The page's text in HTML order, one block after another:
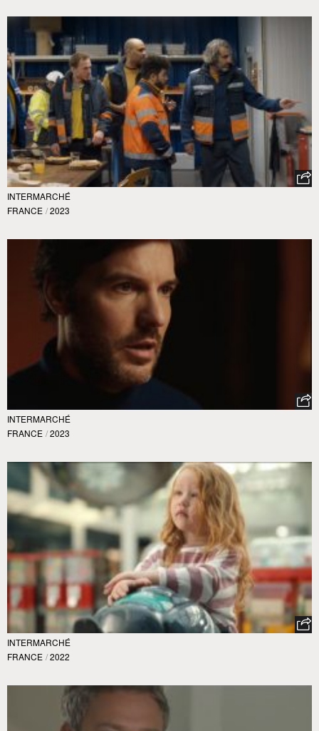
INTERMARCHÉ
FRANCE / 2023
INTERMARCHÉ
FRANCE / 2023
INTERMARCHÉ
FRANCE / 2022